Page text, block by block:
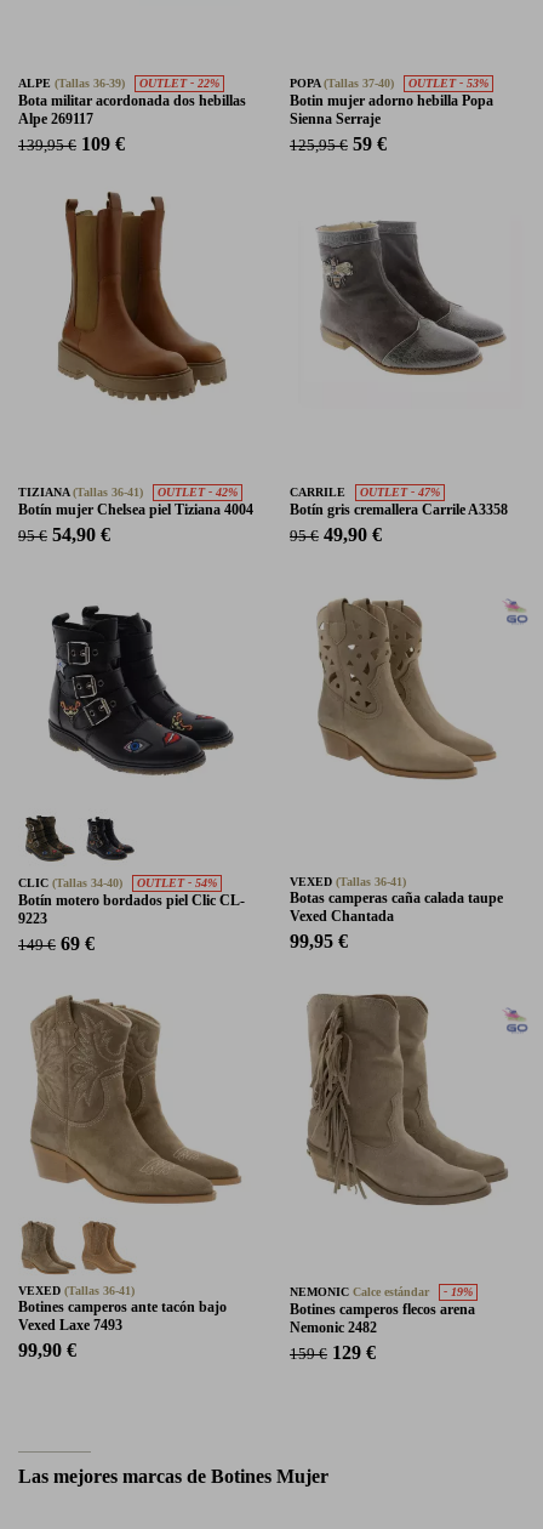
ALPE (Tallas 36-39) OUTLET - 22%
Bota militar acordonada dos hebillas
Alpe 269117
139,95 € 109 €
POPA(Tallas 37-40) OUTLET - 53%
Botin mujer adorno hebilla Popa
Sienna Serraje
125,95 € 59 €
TIZIANA(Tallas 36-41) OUTLET - 42%
Botín mujer Chelsea piel Tiziana 4004
95 € 54,90 €
CARRILE OUTLET - 47%
Botín gris cremallera Carrile A3358
95 € 49,90 €
CLIC (Tallas 34-40) OUTLET - 54%
Botín motero bordados piel Clic CL-
9223
149 € 69 €
VEXED (Tallas 36-41)
Botas camperas caña calada taupe
Vexed Chantada
99,95 €
VEXED (Tallas 36-41)
Botines camperos ante tacón bajo
Vexed Laxe 7493
99,90 €
NEMONIC Calce estándar - 19%
Botines camperos flecos arena
Nemonic 2482
159 € 129 €
Las mejores marcas de Botines Mujer